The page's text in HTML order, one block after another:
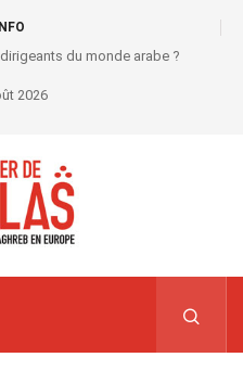
du monde arabe ?
2026